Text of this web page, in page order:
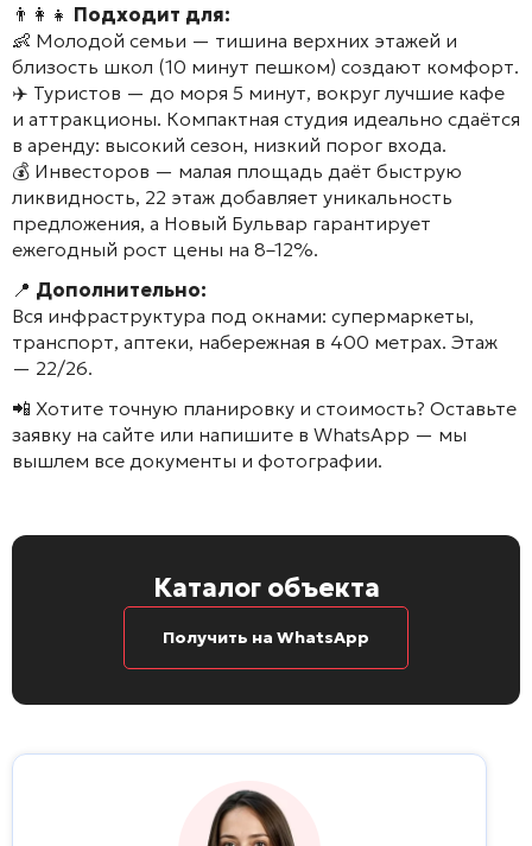
👨‍👩‍👧 Подходит для:
👶 Молодой семьи — тишина верхних этажей и
близость школ (10 минут пешком) создают комфорт.
✈️ Туристов — до моря 5 минут, вокруг лучшие кафе
и аттракционы. Компактная студия идеально сдаётся
в аренду: высокий сезон, низкий порог входа.
💰 Инвесторов — малая площадь даёт быструю
ликвидность, 22 этаж добавляет уникальность
предложения, а Новый Бульвар гарантирует
ежегодный рост цены на 8–12%.
📍 Дополнительно:
Вся инфраструктура под окнами: супермаркеты,
транспорт, аптеки, набережная в 400 метрах. Этаж
— 22/26.
📲 Хотите точную планировку и стоимость? Оставьте
заявку на сайте или напишите в WhatsApp — мы
вышлем все документы и фотографии.
Каталог объекта
Получить на WhatsApp